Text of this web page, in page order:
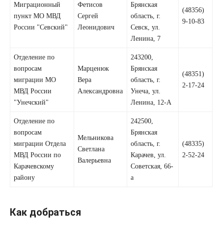
Миграционный
пункт МО МВД
России "Севский"
Фетисов
Сергей
Леонидович
Брянская
область, г.
Севск, ул.
Ленина, 7
(48356)
9-10-83
Отделение по
вопросам
миграции МО
МВД России
"Унечский"
Марценюк
Вера
Александровна
243200,
Брянская
область, г.
Унеча, ул.
Ленина, 12-А
(48351)
2-17-24
Отделение по
вопросам
миграции Отдела
МВД России по
Карачевскому
району
Мельникова
Светлана
Валерьевна
242500,
Брянская
область, г.
Карачев, ул.
Советская, 66-
а
(48335)
2-52-24
Как добраться